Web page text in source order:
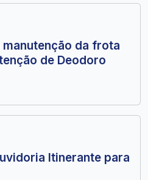
da frota
de Deodoro
Itinerante para